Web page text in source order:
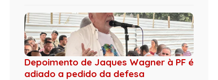
Depoimento de Jaques Wagner à PF é
adiado a pedido da defesa